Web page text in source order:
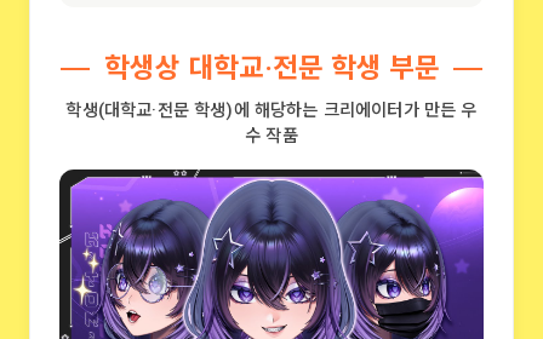
학생상 대학교·전문 학생 부문
학생(대학교·전문 학생)에 해당하는 크리에이터가 만든 우
수 작품